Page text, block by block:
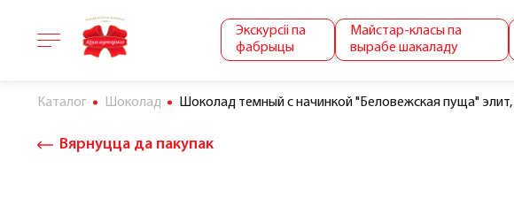
Экскурсіі па
фабрыцы
Майстар-класы па
вырабе шакаладу
Каталог Шоколад Шоколад темный с начинкой "Беловежская пуща" элит,
Вярнуцца да пакупак